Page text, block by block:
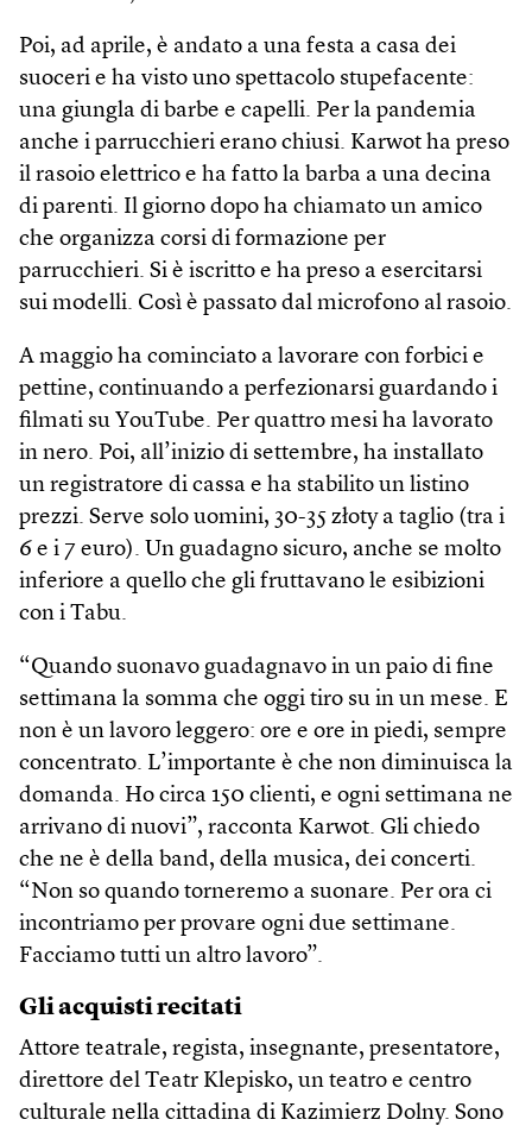
Poi, ad aprile, è andato a una festa a casa dei
suoceri e ha visto uno spettacolo stupefacente:
una giungla di barbe e capelli. Per la pandemia
anche i parrucchieri erano chiusi. Karwot ha preso
il rasoio elettrico e ha fatto la barba a una decina
di parenti. Il giorno dopo ha chiamato un amico
che organizza corsi di formazione per
parrucchieri. Si è iscritto e ha preso a esercitarsi
sui modelli. Così è passato dal microfono al rasoio.
A maggio ha cominciato a lavorare con forbici e
pettine, continuando a perfezionarsi guardando i
filmati su YouTube. Per quattro mesi ha lavorato
in nero. Poi, all’inizio di settembre, ha installato
un registratore di cassa e ha stabilito un listino
prezzi. Serve solo uomini, 30-35 złoty a taglio (tra i
6 e i 7 euro). Un guadagno sicuro, anche se molto
inferiore a quello che gli fruttavano le esibizioni
con i Tabu.
“Quando suonavo guadagnavo in un paio di fine
settimana la somma che oggi tiro su in un mese. E
non è un lavoro leggero: ore e ore in piedi, sempre
concentrato. L’importante è che non diminuisca la
domanda. Ho circa 150 clienti, e ogni settimana ne
arrivano di nuovi”, racconta Karwot. Gli chiedo
che ne è della band, della musica, dei concerti.
“Non so quando torneremo a suonare. Per ora ci
incontriamo per provare ogni due settimane.
Facciamo tutti un altro lavoro”.
Gli acquisti recitati
Attore teatrale, regista, insegnante, presentatore,
direttore del Teatr Klepisko, un teatro e centro
culturale nella cittadina di Kazimierz Dolny. Sono